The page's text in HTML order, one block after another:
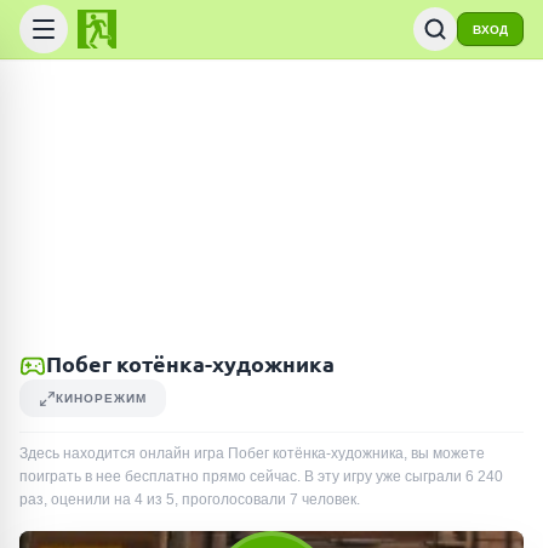
ВХОД
Побег котёнка-художника
КИНОРЕЖИМ
Здесь находится онлайн игра Побег котёнка-художника, вы можете
поиграть в нее бесплатно прямо сейчас. В эту игру уже сыграли 6 240
раз, оценили на 4 из 5, проголосовали 7 человек.